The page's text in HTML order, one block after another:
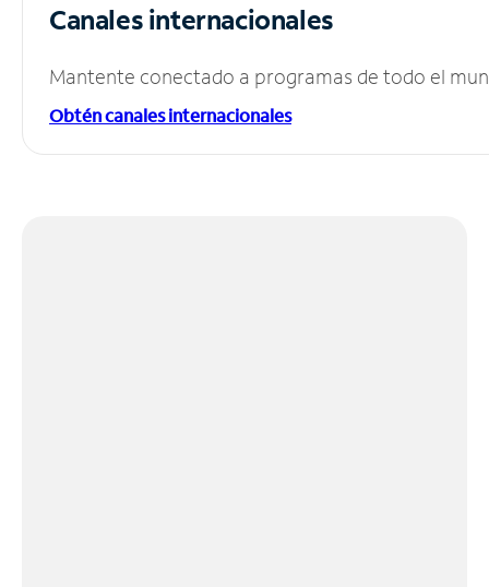
Canales internacionales
Mantente conectado a programas de todo el
Obtén canales internacionales